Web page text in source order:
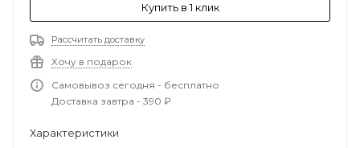
Купить в 1 клик
Рассчитать доставку
Хочу в подарок
Самовывоз сегодня - бесплатно
Доставка завтра - 390 ₽
Характеристики